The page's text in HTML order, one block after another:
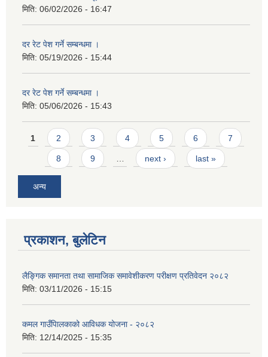
मिति: 06/02/2026 - 16:47
दर रेट पेश गर्ने सम्बन्धमा ।
मिति: 05/19/2026 - 15:44
दर रेट पेश गर्ने सम्बन्धमा ।
मिति: 05/06/2026 - 15:43
Pages
1 2 3 4 5 6 7
8 9 … next › last »
अन्य
प्रकाशन, बुलेटिन
लैङ्गिक समानता तथा सामाजिक समावेशीकरण परीक्षण प्रतिवेदन २०८२
मिति: 03/11/2026 - 15:15
कमल गाउँपािलकाको आविधक योजना - २०८२
मिति: 12/14/2025 - 15:35